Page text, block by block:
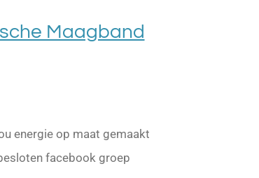
Maagband
energie op maat gemaakt
facebook groep